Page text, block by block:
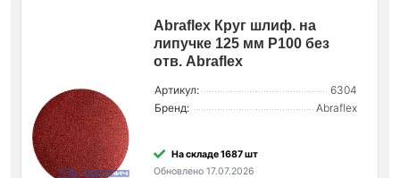
Abraflex Круг шлиф. на
липучке 125 мм P100 без
отв. Abraflex
Артикул:
6304
Бренд:
Abraflex
На складе 1687 шт
Обновлено 17.07.2026